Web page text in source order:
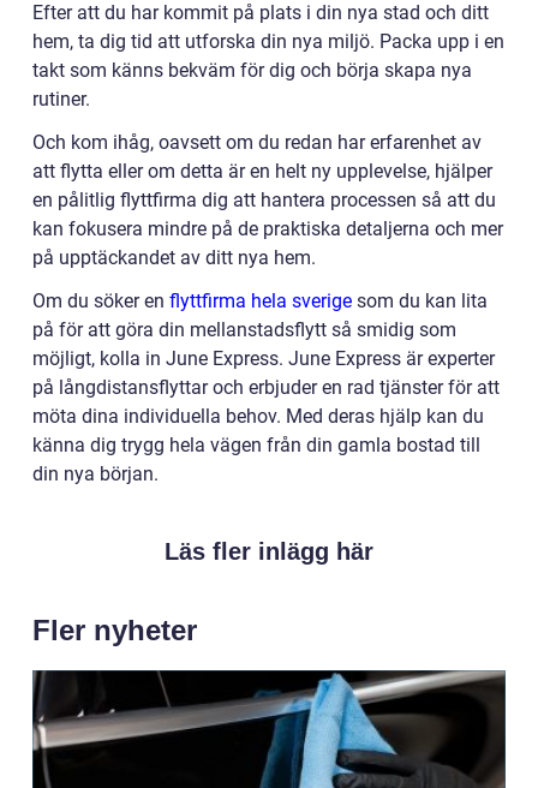
Efter att du har kommit på plats i din nya stad och ditt
hem, ta dig tid att utforska din nya miljö. Packa upp i en
takt som känns bekväm för dig och börja skapa nya
rutiner.
Och kom ihåg, oavsett om du redan har erfarenhet av
att flytta eller om detta är en helt ny upplevelse, hjälper
en pålitlig flyttfirma dig att hantera processen så att du
kan fokusera mindre på de praktiska detaljerna och mer
på upptäckandet av ditt nya hem.
Om du söker en flyttfirma hela sverige som du kan lita
på för att göra din mellanstadsflytt så smidig som
möjligt, kolla in June Express. June Express är experter
på långdistansflyttar och erbjuder en rad tjänster för att
möta dina individuella behov. Med deras hjälp kan du
känna dig trygg hela vägen från din gamla bostad till
din nya början.
Läs fler inlägg här
Fler nyheter